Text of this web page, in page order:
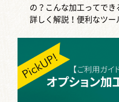
の？こんな加工ってでき
詳しく解説！便利なツー